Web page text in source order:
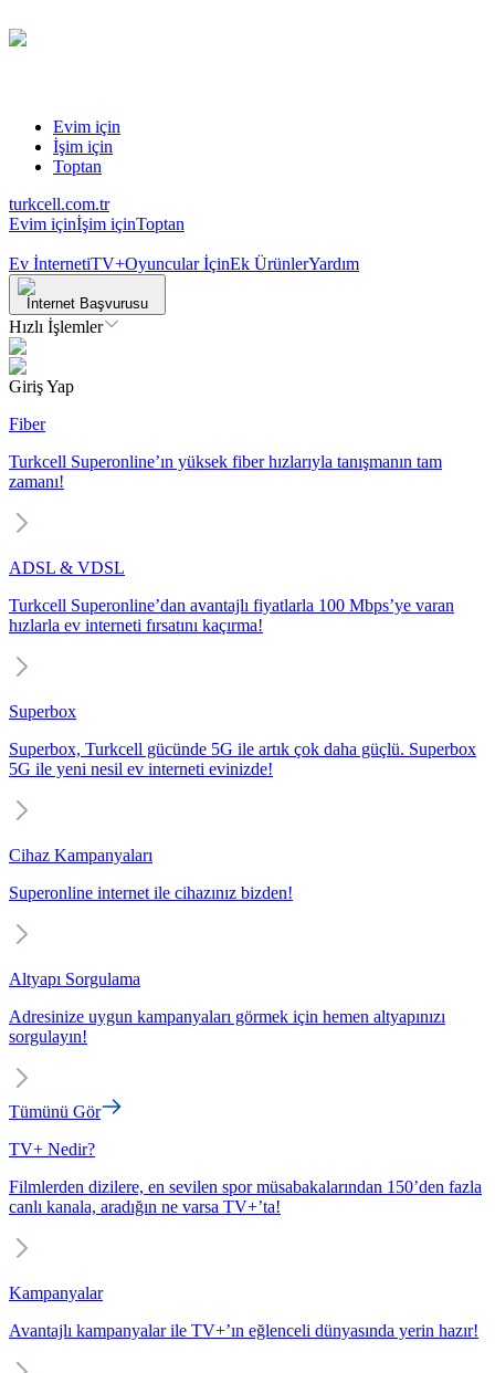
Evim için
İşim için
Toptan
turkcell.com.tr
Evim içinİşim içinToptan
Ev İnternetiTV+Oyuncular İçinEk ÜrünlerYardım
İnternet Başvurusu
Hızlı İşlemler
Giriş Yap
Fiber
Turkcell Superonline’ın yüksek fiber hızlarıyla tanışmanın tam
zamanı!
ADSL & VDSL
Turkcell Superonline’dan avantajlı fiyatlarla 100 Mbps’ye varan
hızlarla ev interneti fırsatını kaçırma!
Superbox
Superbox, Turkcell gücünde 5G ile artık çok daha güçlü. Superbox
5G ile yeni nesil ev interneti evinizde!
Cihaz Kampanyaları
Superonline internet ile cihazınız bizden!
Altyapı Sorgulama
Adresinize uygun kampanyaları görmek için hemen altyapınızı
sorgulayın!
Tümünü Gör
TV+ Nedir?
Filmlerden dizilere, en sevilen spor müsabakalarından 150’den fazla
canlı kanala, aradığın ne varsa TV+’ta!
Kampanyalar
Avantajlı kampanyalar ile TV+’ın eğlenceli dünyasında yerin hazır!